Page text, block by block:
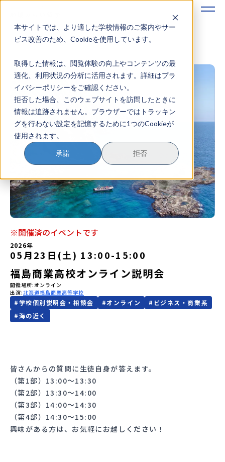
本サイトでは、より適した学校情報のご案内やサー
ビス改善のため、Cookieを使用しています。
取得した情報は、閲覧体験の向上やコンテンツの最
適化、利用状況の分析に活用されます。詳細はプラ
イバシーポリシーをご確認ください。
拒否した場合、このウェブサイトを訪問したときに
情報は追跡されません。ブラウザーではトラッキン
グを行わない設定を記憶するために1つのCookieが
使用されます。
承諾 拒否
地域みらい留学のすすめかた
地域みらい留学とは
学校を探す
イベントを探す
おためし地域留学
マガジン
奨学金について
会員登録
※開催済のイベントです
2026年
05月23日(土) 13:00-15:00
福島商業高校オンライン説明会
開催場所 オンライン
出演 北海道福島商業高等学校
#学校個別説明会・相談会 #オンライン # ビジネス・商業系
#海の近く
皆さんからの質問に生徒自身が答えます。
（第1部）13:00～13:30
（第2部）13:30～14:00
（第3部）14:00～14:30
（第4部）14:30～15:00
興味がある方は、お気軽にお越しください！